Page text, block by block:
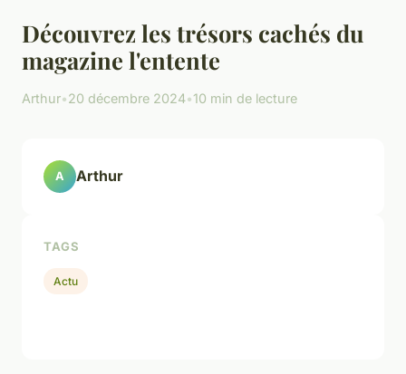
Découvrez les trésors cachés du
magazine l'entente
Arthur•20 décembre 2024•10 min de lecture
A Arthur
TAGS
Actu